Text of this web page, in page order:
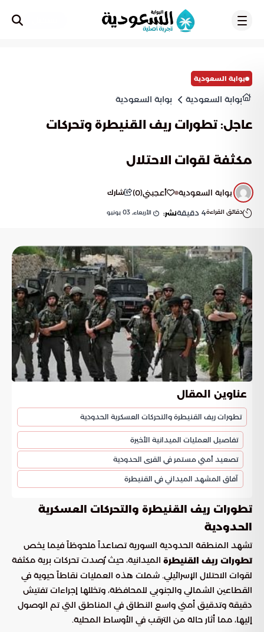
بوابة السعودية
بوابة السعودية بوابة السعودية
عاجل: تطورات ريف القنيطرة وتحركات
مكثفة لقوات الاحتلال
بوابة السعودية أعجبني(
0
) شارك
دقائق القراءة4 دقيقةنشر: الأربعاء, 03 يونيو
عناوين المقال
تطورات ريف القنيطرة والتحركات العسكرية الحدودية
تفاصيل العمليات الميدانية الأخيرة
تصعيد أمني مستمر في القرى الحدودية
آفاق المشهد الميداني في القنيطرة
تطورات ريف القنيطرة والتحركات العسكرية
الحدودية
تشهد المنطقة الحدودية السورية تصاعداً ملحوظاً فيما يخص
تطورات ريف القنيطرة الميدانية، حيث رُصدت تحركات برية مكثفة
لقوات الاحتلال الإسرائيلي. شملت هذه العمليات نقاطاً حيوية في
القطاعين الشمالي والجنوبي للمحافظة، وتخللها إجراءات تفتيش
دقيقة وتدقيق أمني واسع النطاق في المناطق التي تم الوصول
إليها، مما أثار حالة من الترقب في الأوساط المحلية.